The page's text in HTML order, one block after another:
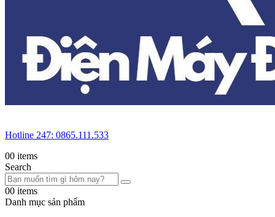
Hotline 247: 0865.111.533
00 items
Search
00 items
Danh mục sản phẩm